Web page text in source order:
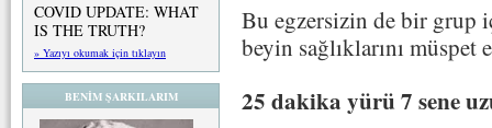
COVID UPDATE: WHAT
IS THE TRUTH?
» Yazıyı okumak için tıklayın
BENİM ŞARKILARIM
Bu egzersizin de bir grup
beyin sağlıklarını
25 dakika yürü 7 sene